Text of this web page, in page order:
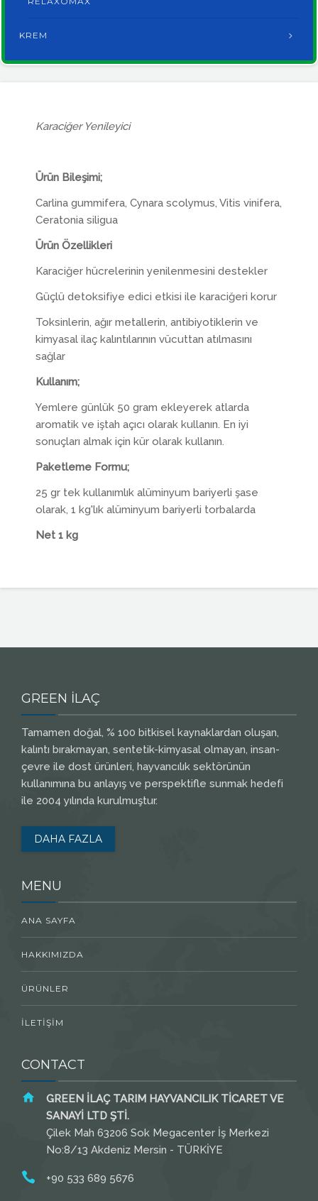
KREM
Karaciğer Yenileyici
Ürün Bileşimi;
Carlina gummifera, Cynara scolymus, Vitis vinifera,
Ceratonia siligua
Ürün Özellikleri
Karaciğer hücrelerinin yenilenmesini destekler
Güçlü detoksifiye edici etkisi ile karaciğeri korur
Toksinlerin, ağır metallerin, antibiyotiklerin ve
kimyasal ilaç kalıntılarının vücuttan atılmasını
sağlar
Kullanım;
Yemlere günlük 50 gram ekleyerek atlarda
aromatik ve iştah açıcı olarak kullanın. En iyi
sonuçları almak için kür olarak kullanın.
Paketleme Formu;
25 gr tek kullanımlık alüminyum bariyerli şase
olarak, 1 kg'lık alüminyum bariyerli torbalarda
Net 1 kg
GREEN İLAÇ
Tamamen doğal, % 100 bitkisel kaynaklardan oluşan,
kalıntı bırakmayan, sentetik-kimyasal olmayan, insan-
çevre ile dost ürünleri, hayvancılık sektörünün
kullanımına bu anlayış ve perspektifle sunmak hedefi
ile 2004 yılında kurulmuştur.
DAHA FAZLA
MENU
ANA SAYFA
HAKKIMIZDA
ÜRÜNLER
İLETİŞİM
CONTACT
GREEN İLAÇ TARIM HAYVANCILIK TİCARET VE
SANAYİ LTD ŞTİ.
Çilek Mah 63206 Sok Megacenter İş Merkezi
No:8/13 Akdeniz Mersin - TÜRKİYE
+90 533 689 5676